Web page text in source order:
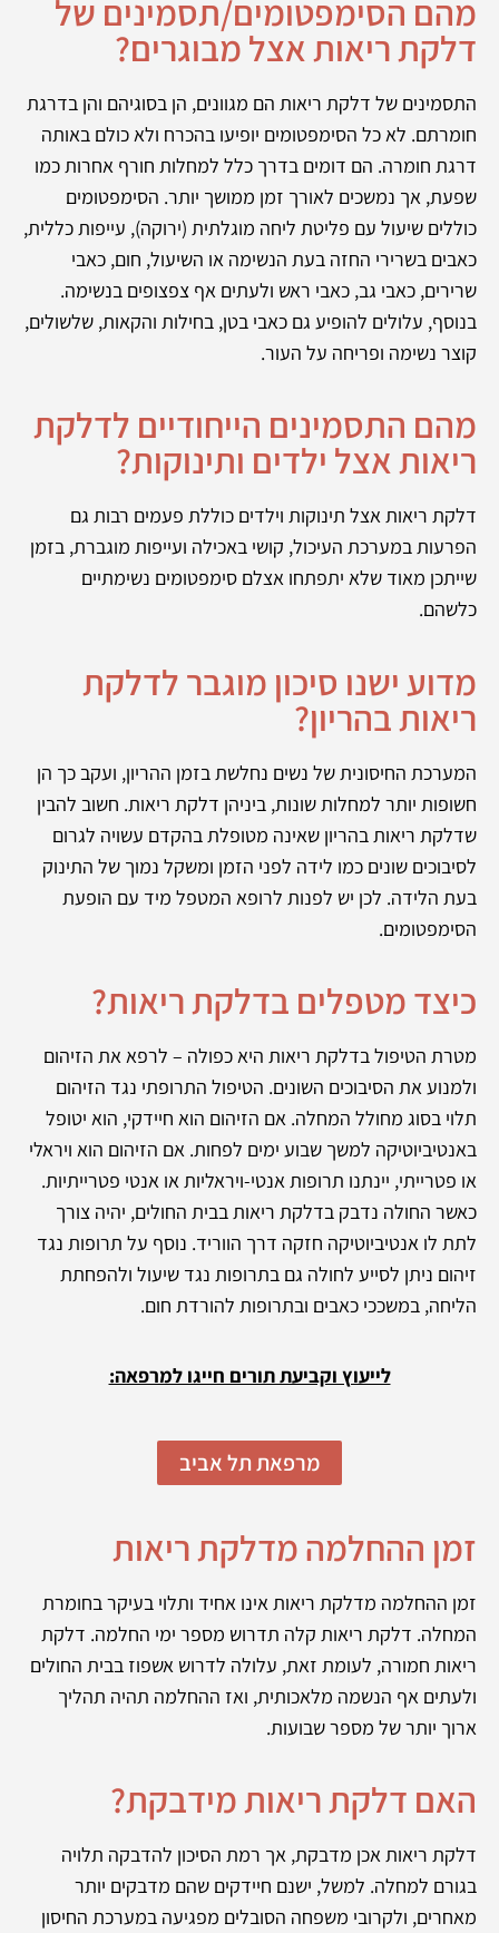
מהם הסימפטומים/תסמינים של
דלקת ריאות אצל מבוגרים?
התסמינים של דלקת ריאות הם מגוונים, הן בסוגיהם והן בדרגת
חומרתם. לא כל הסימפטומים יופיעו בהכרח ולא כולם באותה
דרגת חומרה. הם דומים בדרך כלל למחלות חורף אחרות כמו
שפעת, אך נמשכים לאורך זמן ממושך יותר. הסימפטומים
כוללים שיעול עם פליטת ליחה מוגלתית (ירוקה), עייפות כללית,
כאבים בשרירי החזה בעת הנשימה או השיעול, חום, כאבי
שרירים, כאבי גב, כאבי ראש ולעתים אף צפצופים בנשימה.
בנוסף, עלולים להופיע גם כאבי בטן, בחילות והקאות, שלשולים,
קוצר נשימה ופריחה על העור.
מהם התסמינים הייחודיים לדלקת
ריאות אצל ילדים ותינוקות?
דלקת ריאות אצל תינוקות וילדים כוללת פעמים רבות גם
הפרעות במערכת העיכול, קושי באכילה ועייפות מוגברת, בזמן
שייתכן מאוד שלא יתפתחו אצלם סימפטומים נשימתיים
כלשהם.
מדוע ישנו סיכון מוגבר לדלקת
ריאות בהריון?
המערכת החיסונית של נשים נחלשת בזמן ההריון, ועקב כך הן
חשופות יותר למחלות שונות, ביניהן דלקת ריאות. חשוב להבין
שדלקת ריאות בהריון שאינה מטופלת בהקדם עשויה לגרום
לסיבוכים שונים כמו לידה לפני הזמן ומשקל נמוך של התינוק
בעת הלידה. לכן יש לפנות לרופא המטפל מיד עם הופעת
הסימפטומים.
כיצד מטפלים בדלקת ריאות?
מטרת הטיפול בדלקת ריאות היא כפולה – לרפא את הזיהום
ולמנוע את הסיבוכים השונים. הטיפול התרופתי נגד הזיהום
תלוי בסוג מחולל המחלה. אם הזיהום הוא חיידקי, הוא יטופל
באנטיביוטיקה למשך שבוע ימים לפחות. אם הזיהום הוא ויראלי
או פטרייתי, יינתנו תרופות אנטי-ויראליות או אנטי פטרייתיות.
כאשר החולה נדבק בדלקת ריאות בבית החולים, יהיה צורך
לתת לו אנטיביוטיקה חזקה דרך הווריד. נוסף על תרופות נגד
זיהום ניתן לסייע לחולה גם בתרופות נגד שיעול ולהפחתת
הליחה, במשככי כאבים ובתרופות להורדת חום.
לייעוץ וקביעת תורים חייגו למרפאה:
מרפאת תל אביב
זמן ההחלמה מדלקת ריאות
זמן ההחלמה מדלקת ריאות אינו אחיד ותלוי בעיקר בחומרת
המחלה. דלקת ריאות קלה תדרוש מספר ימי החלמה. דלקת
ריאות חמורה, לעומת זאת, עלולה לדרוש אשפוז בבית החולים
ולעתים אף הנשמה מלאכותית, ואז ההחלמה תהיה תהליך
ארוך יותר של מספר שבועות.
האם דלקת ריאות מידבקת?
דלקת ריאות אכן מדבקת, אך רמת הסיכון להדבקה תלויה
בגורם למחלה. למשל, ישנם חיידקים שהם מדבקים יותר
מאחרים, ולקרובי משפחה הסובלים מפגיעה במערכת החיסון